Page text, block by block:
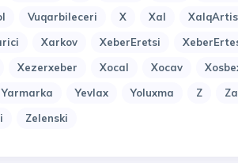
Vuqarbileceri X Xal
Xarkov XeberEretsi
Xezerxeber Xocal Xocav
Yarmarka Yevlax Yoluxma Z
Zelenski